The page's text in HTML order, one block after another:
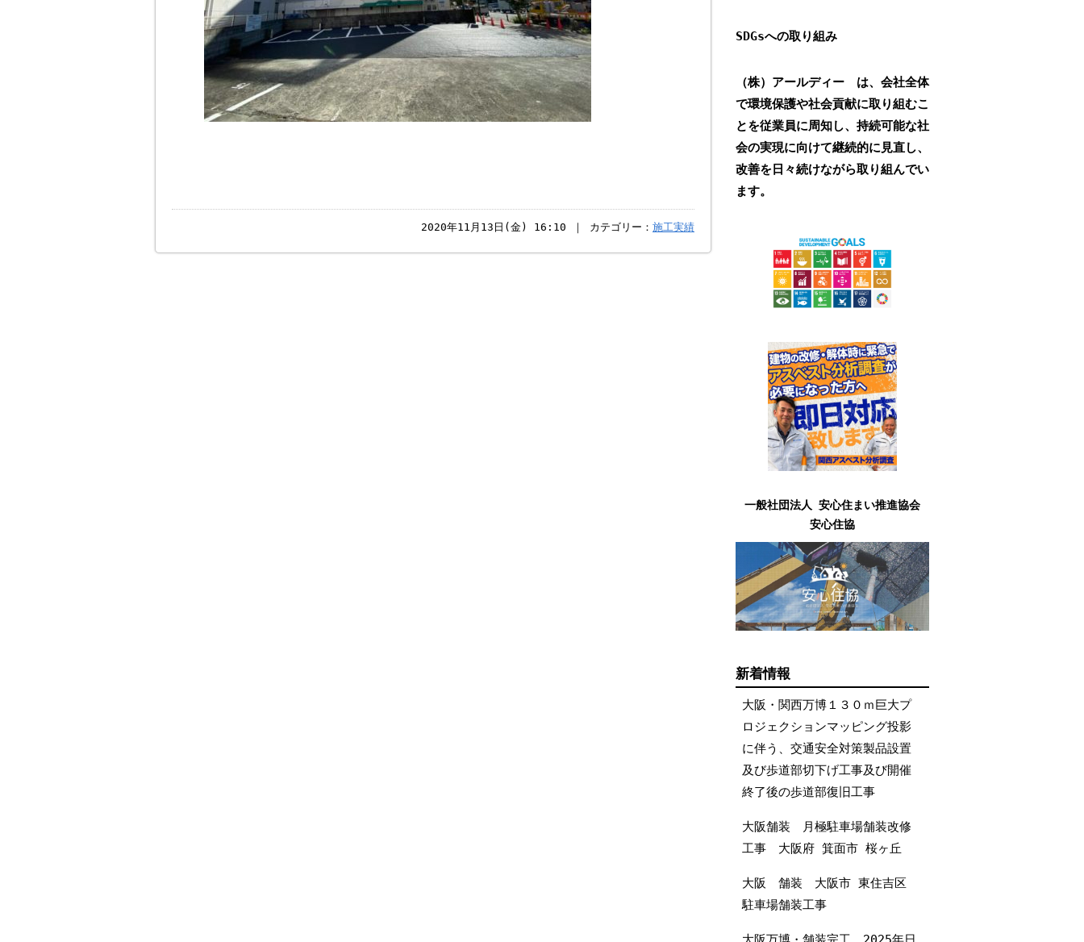
2020年11月13日(金) 16:10 ｜ カテゴリー： 施工実績
SDGsへの取り組み
（株）アールディー は、会社全体
で環境保護や社会貢献に取り組むこ
とを従業員に周知し、持続可能な社
会の実現に向けて継続的に見直し、
改善を日々続けながら取り組んでい
ます。
一般社団法人 安心住まい推進協会
安心住協
新着情報
大阪・関西万博１３０ｍ巨大プ
ロジェクションマッピング投影
に伴う、交通安全対策製品設置
及び歩道部切下げ工事及び開催
終了後の歩道部復旧工事
大阪舗装 月極駐車場舗装改修
工事 大阪府 箕面市 桜ヶ丘
大阪 舗装 大阪市 東住吉区
駐車場舗装工事